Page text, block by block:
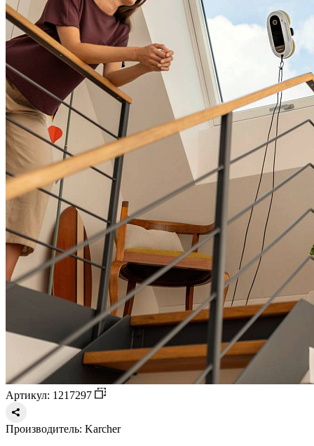
Артикул: 1217297
Производитель: Karcher